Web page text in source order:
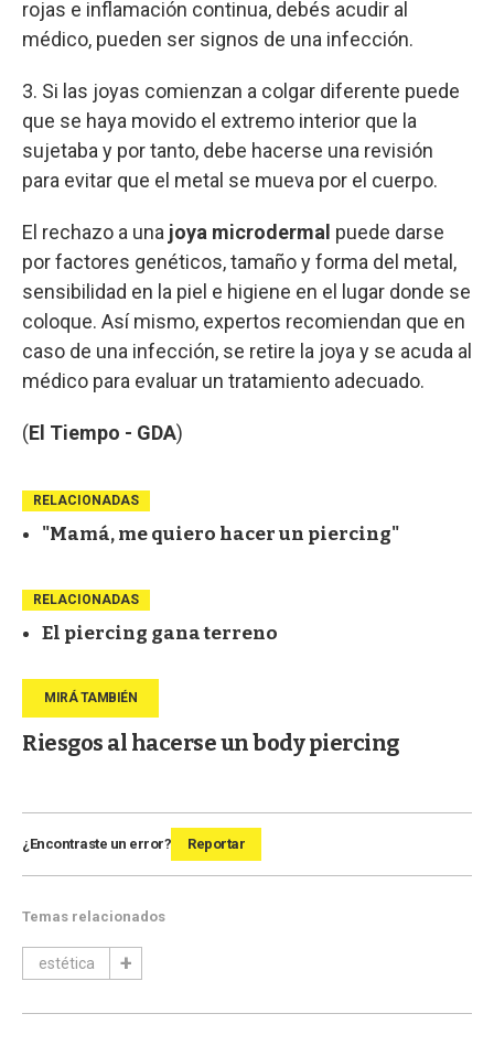
rojas e inflamación continua, debés acudir al
médico, pueden ser signos de una infección.
3. Si las joyas comienzan a colgar diferente puede
que se haya movido el extremo interior que la
sujetaba y por tanto, debe hacerse una revisión
para evitar que el metal se mueva por el cuerpo.
El rechazo a una joya microdermal puede darse
por factores genéticos, tamaño y forma del metal,
sensibilidad en la piel e higiene en el lugar donde se
coloque. Así mismo, expertos recomiendan que en
caso de una infección, se retire la joya y se acuda al
médico para evaluar un tratamiento adecuado.
(El Tiempo - GDA)
RELACIONADAS
"Mamá, me quiero hacer un piercing"
RELACIONADAS
El piercing gana terreno
Riesgos al hacerse un body piercing
¿Encontraste un error? Reportar
Temas relacionados
estética